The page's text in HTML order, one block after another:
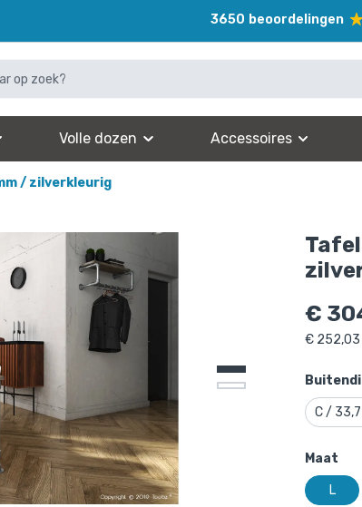
3650 beoordelingen
Volle dozen Accessoires
/ zilverkleurig
€
€ 252,03
C /
Maat
L